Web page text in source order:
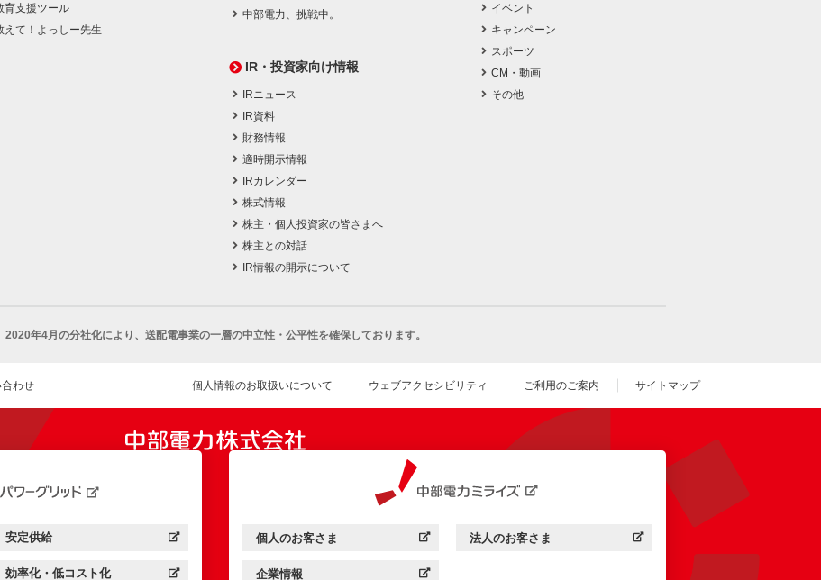
育支援ツール
えて！よっしー先生
中部電力、挑戦中。
IR・投資家向け情報
IRニュース
IR資料
財務情報
適時開示情報
IRカレンダー
株式情報
株主・個人投資家の皆さまへ
株主との対話
IR情報の開示について
イベント
キャンペーン
スポーツ
CM・動画
その他
2020年4月の分社化により、 送配電事業の一層の中立性・公平性を確保しております。
わせ 個人情報のお取扱いについて ウェブアクセシビリティ ご利用のご案内 サイトマップ
中部電力パワーグリッド：
安定供給
（新しいウィンドウを開きます）
効率化・低コスト化
中部電力ミライズ：
個人のお客さま
（新しいウィンドウを開きます） 中部電力ミライズ：
法人のお客さま
（新しいウィンドウを開きます）
企業情報